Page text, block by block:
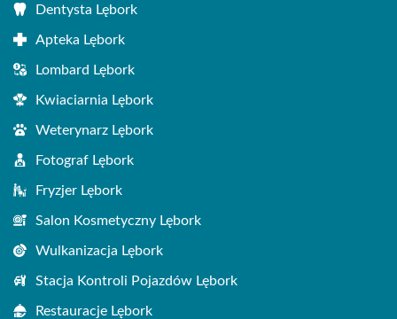
Dentysta Lębork
Apteka Lębork
Lombard Lębork
Kwiaciarnia Lębork
Weterynarz Lębork
Fotograf Lębork
Fryzjer Lębork
Salon Kosmetyczny Lębork
Wulkanizacja Lębork
Stacja Kontroli Pojazdów Lębork
Restauracje Lębork